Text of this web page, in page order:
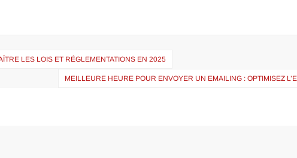
LES LOIS ET RÉGLEMENTATIONS EN 2025
MEILLEURE HEURE POUR ENVOYER UN EMAILING : OPTIMISEZ